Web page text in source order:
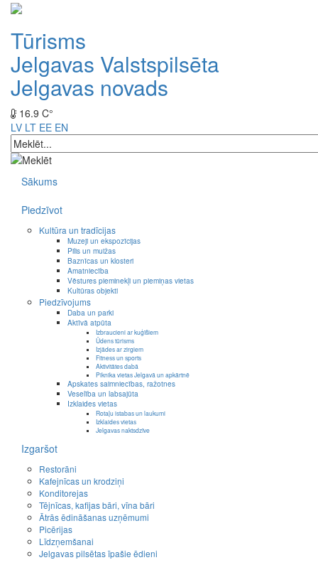
Tūrisms
Jelgavas Valstspilsēta
Jelgavas novads
16.9 C°
LV LT EE EN
Sākums
Piedzīvot
Kultūra un tradīcijas
Muzeji un ekspozīcijas
Pilis un muižas
Baznīcas un klosteri
Amatniecība
Vēstures pieminekļi un piemiņas vietas
Kultūras objekti
Piedzīvojums
Daba un parki
Aktīvā atpūta
Izbraucieni ar kuģīšiem
Ūdens tūrisms
Izjādes ar zirgiem
Fitness un sports
Aktivitātes dabā
Piknika vietas Jelgavā un apkārtnē
Apskates saimniecības, ražotnes
Veselība un labsajūta
Izklaides vietas
Rotaļu istabas un laukumi
Izklaides vietas
Jelgavas naktsdzīve
Izgaršot
Restorāni
Kafejnīcas un krodziņi
Konditorejas
Tējnīcas, kafijas bāri, vīna bāri
Ātrās ēdināšanas uzņēmumi
Picērijas
Līdzņemšanai
Jelgavas pilsētas īpašie ēdieni